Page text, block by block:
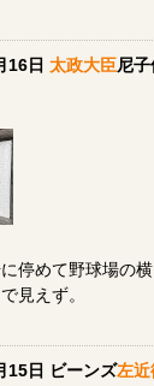
16日 太政大臣尼子
停めて野球場の
見えず。
15日 ビーンズ左近